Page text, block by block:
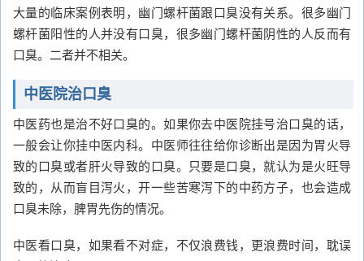
大量的临床案例表明，幽门螺杆菌跟口臭没有关系。很多幽门
螺杆菌阳性的人并没有口臭，很多幽门螺杆菌阴性的人反而有
口臭。二者并不相关。
中医院治口臭
中医药也是治不好口臭的。如果你去中医院挂号治口臭的话，
一般会让你挂中医内科。中医师往往给你诊断出是因为胃火导
致的口臭或者肝火导致的口臭。只要是口臭，就认为是火旺导
致的，从而盲目泻火，开一些苦寒泻下的中药方子，也会造成
口臭未除，脾胃先伤的情况。
中医看口臭，如果看不对症，不仅浪费钱，更浪费时间，耽误